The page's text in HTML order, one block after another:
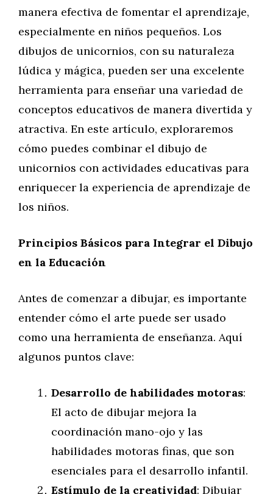
manera efectiva de fomentar el aprendizaje,
especialmente en niños pequeños. Los
dibujos de unicornios, con su naturaleza
lúdica y mágica, pueden ser una excelente
herramienta para enseñar una variedad de
conceptos educativos de manera divertida y
atractiva. En este artículo, exploraremos
cómo puedes combinar el dibujo de
unicornios con actividades educativas para
enriquecer la experiencia de aprendizaje de
los niños.
Principios Básicos para Integrar el Dibujo
en la Educación
Antes de comenzar a dibujar, es importante
entender cómo el arte puede ser usado
como una herramienta de enseñanza. Aquí
algunos puntos clave:
Desarrollo de habilidades motoras:
El acto de dibujar mejora la
coordinación mano-ojo y las
habilidades motoras finas, que son
esenciales para el desarrollo infantil.
Estímulo de la creatividad: Dibujar